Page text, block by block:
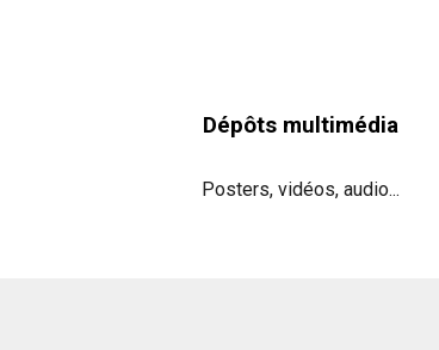
Dépôts multimédia
Posters, vidéos, audio...